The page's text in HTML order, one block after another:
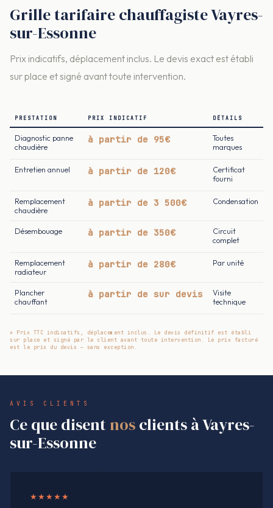
Grille tarifaire chauffagiste Vayres-
sur-Essonne
Prix indicatifs, déplacement inclus. Le devis exact est établi
sur place et signé avant toute intervention.
PRESTATION PRIX INDICATIF DÉTAILS
Diagnostic panne
chaudière
à partir de 95€
Toutes
marques
Entretien annuel à partir de 120€
Certificat
fourni
Remplacement
chaudière
à partir de 3 500€ Condensation
Désembouage à partir de 350€
Circuit
complet
Remplacement
radiateur
à partir de 280€ Par unité
Plancher
chauffant
à partir de sur devis
Visite
technique
* Prix TTC indicatifs, déplacement inclus. Le devis définitif est établi
sur place et signé par le client avant toute intervention. Le prix facturé
est le prix du devis — sans exception.
AVIS CLIENTS
Ce que disent nosclients à Vayres-
sur-Essonne
★★★★★